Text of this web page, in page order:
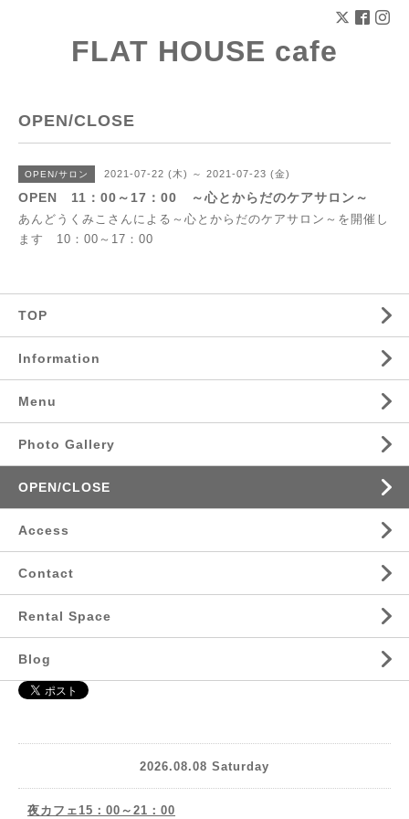
FLAT HOUSE cafe
OPEN/CLOSE
OPEN/サロン 2021-07-22 (木) ～ 2021-07-23 (金)
OPEN 11：00～17：00 ～心とからだのケアサロン～
あんどうくみこさんによる～心とからだのケアサロン～を開催し
ます 10：00～17：00
TOP
Information
Menu
Photo Gallery
OPEN/CLOSE
Access
Contact
Rental Space
Blog
2026.08.08 Saturday
夜カフェ15：00～21：00